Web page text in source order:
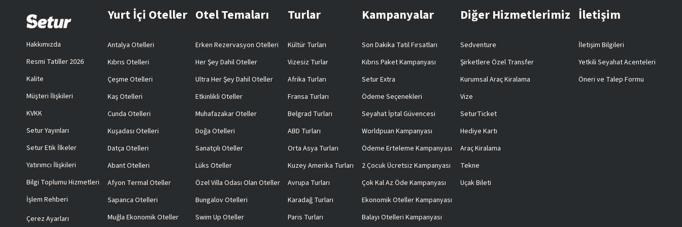
Hakkımızda
Resmi Tatiller 2026
Kalite
Müşteri İlişkileri
KVKK
Setur Yayınları
Setur Etik İlkeler
Yatırımcı İlişkileri
Bilgi Toplumu Hizmetleri
İşlem Rehberi
Çerez Ayarları
Yurt İçi Oteller
Antalya Otelleri
Kıbrıs Otelleri
Çeşme Otelleri
Kaş Otelleri
Cunda Otelleri
Kuşadası Otelleri
Datça Otelleri
Abant Otelleri
Afyon Termal Oteller
Sapanca Otelleri
Muğla Ekonomik Oteller
Otel Temaları
Erken Rezervasyon Otelleri
Her Şey Dahil Oteller
Ultra Her Şey Dahil Oteller
Etkinlikli Oteller
Muhafazakar Oteller
Doğa Otelleri
Sanatçılı Oteller
Lüks Oteller
Özel Villa Odası Olan Oteller
Bungalov Otelleri
Swim Up Oteller
Turlar
Kültür Turları
Vizesiz Turlar
Afrika Turları
Fransa Turları
Belgrad Turları
ABD Turları
Orta Asya Turları
Kuzey Amerika Turları
Avrupa Turları
Karadağ Turları
Paris Turları
Kampanyalar
Son Dakika Tatil Fırsatları
Kıbrıs Paket Kampanyası
Setur Extra
Ödeme Seçenekleri
Seyahat İptal Güvencesi
Worldpuan Kampanyası
Ödeme Erteleme Kampanyası
2 Çocuk Ücretsiz Kampanyası
Çok Kal Az Öde Kampanyası
Ekonomik Oteller Kampanyası
Balayı Otelleri Kampanyası
Diğer Hizmetlerimiz
Sedventure
Şirketlere Özel Transfer
Kurumsal Araç Kiralama
Vize
SeturTicket
Hediye Kartı
Araç Kiralama
Tekne
Uçak Bileti
İletişim
İletişim Bilgileri
Yetkili Seyahat Acenteleri
Öneri ve Talep Formu